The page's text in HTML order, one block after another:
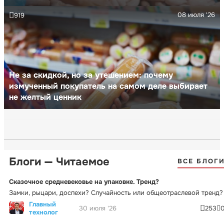
Не за скидкой, но за утешением: почему
измученный покупатель на самом деле выбирает
не желтый ценник
08 июля '26
919
Блоги — Читаемое ВСЕ
Сказочное средневековье на упаковке. Тренд?
Замки, рыцари, доспехи? Случайность или общеотраслевой тренд?
Главный
технолог
30 июля '26 253